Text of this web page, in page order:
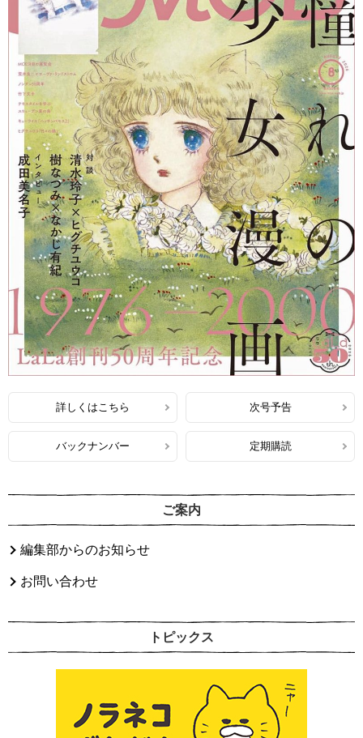
詳しくはこちら 次号予告
バックナンバー 定期購読
ご案内
編集部からのお知らせ
お問い合わせ
トピックス